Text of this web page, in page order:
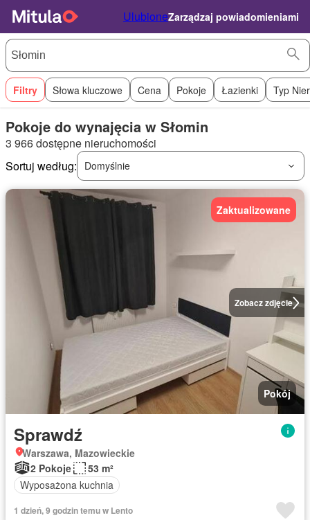
UlubioneZarządzaj powiadomieniami
Filtry Słowa kluczowe Cena Pokoje Łazienki Typ
Pokoje do wynajęcia w Słomin
3 966 dostępne nieruchomości
Sortuj według:
Domyślnie
Zobacz zdjęcie
Zaktualizowane
Pokój
Sprawdź
Warszawa, Mazowieckie
2 Pokoje
53 m²
Wyposażona kuchnia
1 dzień, 9 godzin temu w Lento